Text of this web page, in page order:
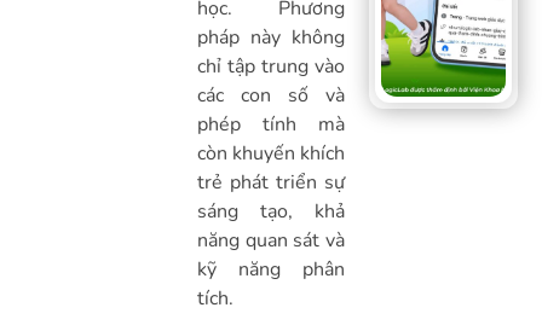
học. Phương
pháp này không
chỉ tập trung vào
các con số và
phép tính mà
còn khuyến khích
trẻ phát triển sự
sáng tạo, khả
năng quan sát và
kỹ năng phân
tích.